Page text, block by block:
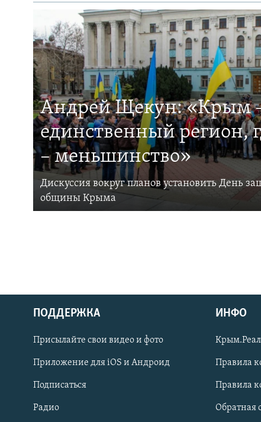
Українською
Qırımtatar
ПРИСОЕДИНЯЙТЕСЬ!
Андрей Щекун: «Крым
единственный регион,
– меньшинство»
Дискуссия вокруг планов установить День
общины Крыма
ПОДДЕРЖКА
Присылайте свои видео и фото
Приложение для iOS и Андроид
Подписаться
Радио
ИНФО
Правила
Правила
Обратная